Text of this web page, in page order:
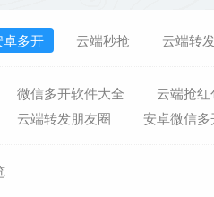
卓多开 云端秒抢 云端转
微信多开软件大全 云端抢红
云端转发朋友圈 安卓微信多